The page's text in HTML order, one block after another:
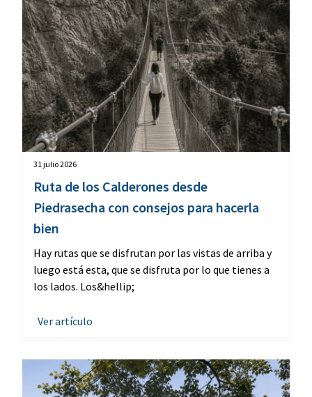
31 julio 2026
Ruta de los Calderones desde
Piedrasecha con consejos para hacerla
bien
Hay rutas que se disfrutan por las vistas de arriba y
luego está esta, que se disfruta por lo que tienes a
los lados. Los&hellip;
Ver artículo